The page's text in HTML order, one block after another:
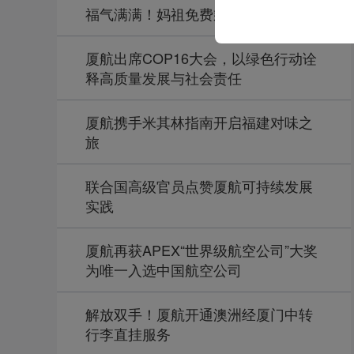
福气满满！妈祖免费乘厦航航班进京
厦航出席COP16大会，以绿色行动诠
释高质量发展与社会责任
厦航携手米其林指南开启福建对味之
旅
联合国高级官员点赞厦航可持续发展
实践
厦航再获APEX“世界级航空公司”大奖
为唯一入选中国航空公司
解放双手！厦航开通澳洲经厦门中转
行李直挂服务